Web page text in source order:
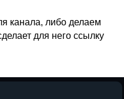
канала, либо делаем
для него ссылку